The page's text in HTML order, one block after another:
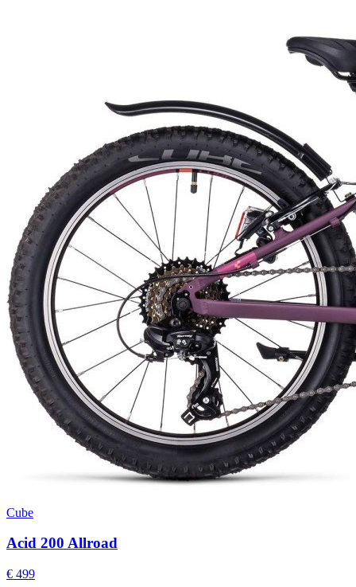
Cube
Acid 200 Allroad
€ 499